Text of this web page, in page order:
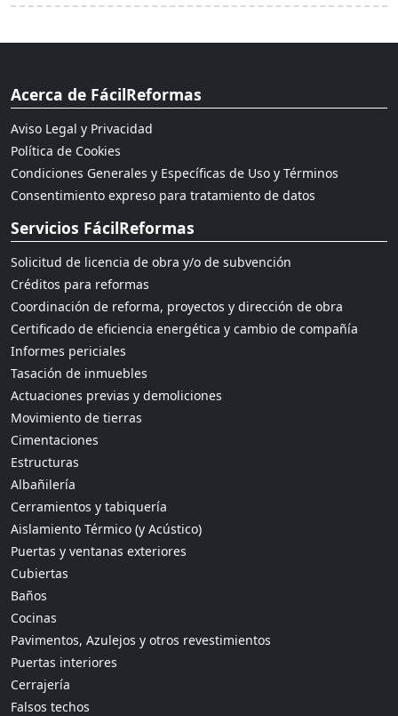
Acerca de FácilReformas
Aviso Legal y Privacidad
Política de Cookies
Condiciones Generales y Específicas de Uso y Términos
Consentimiento expreso para tratamiento de datos
Servicios FácilReformas
Solicitud de licencia de obra y/o de subvención
Créditos para reformas
Coordinación de reforma, proyectos y dirección de obra
Certificado de eficiencia energética y cambio de compañía
Informes periciales
Tasación de inmuebles
Actuaciones previas y demoliciones
Movimiento de tierras
Cimentaciones
Estructuras
Albañilería
Cerramientos y tabiquería
Aislamiento Térmico (y Acústico)
Puertas y ventanas exteriores
Cubiertas
Baños
Cocinas
Pavimentos, Azulejos y otros revestimientos
Puertas interiores
Cerrajería
Falsos techos